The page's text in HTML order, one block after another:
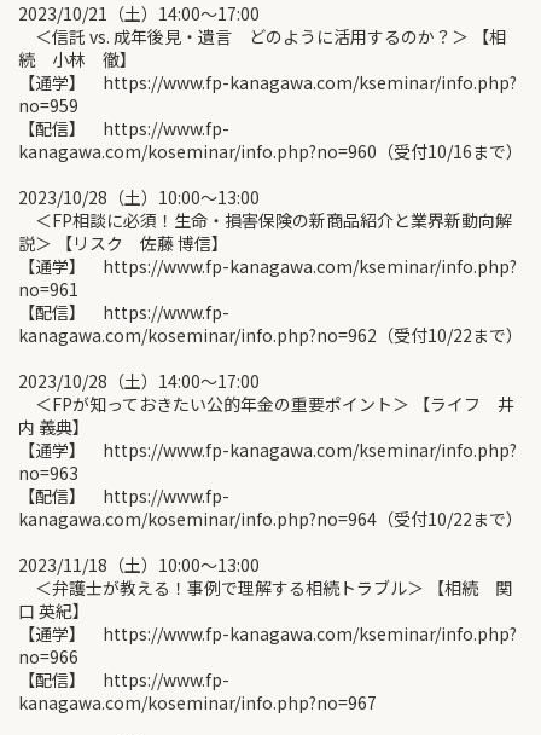
2023/10/21（土）14:00〜17:00
＜信託 vs. 成年後見・遺言 どのように活用するのか？＞ 【相
続 小林 徹】
【通学】 https://www.fp-kanagawa.com/kseminar/info.php?
no=959
【配信】 https://www.fp-
kanagawa.com/koseminar/info.php?no=960（受付10/16まで）
2023/10/28（土）10:00〜13:00
＜FP相談に必須！生命・損害保険の新商品紹介と業界新動向解
説＞ 【リスク 佐藤 博信】
【通学】 https://www.fp-kanagawa.com/kseminar/info.php?
no=961
【配信】 https://www.fp-
kanagawa.com/koseminar/info.php?no=962（受付10/22まで）
2023/10/28（土）14:00〜17:00
＜FPが知っておきたい公的年金の重要ポイント＞ 【ライフ 井
内 義典】
【通学】 https://www.fp-kanagawa.com/kseminar/info.php?
no=963
【配信】 https://www.fp-
kanagawa.com/koseminar/info.php?no=964（受付10/22まで）
2023/11/18（土）10:00〜13:00
＜弁護士が教える！事例で理解する相続トラブル＞ 【相続 関
口 英紀】
【通学】 https://www.fp-kanagawa.com/kseminar/info.php?
no=966
【配信】 https://www.fp-
kanagawa.com/koseminar/info.php?no=967